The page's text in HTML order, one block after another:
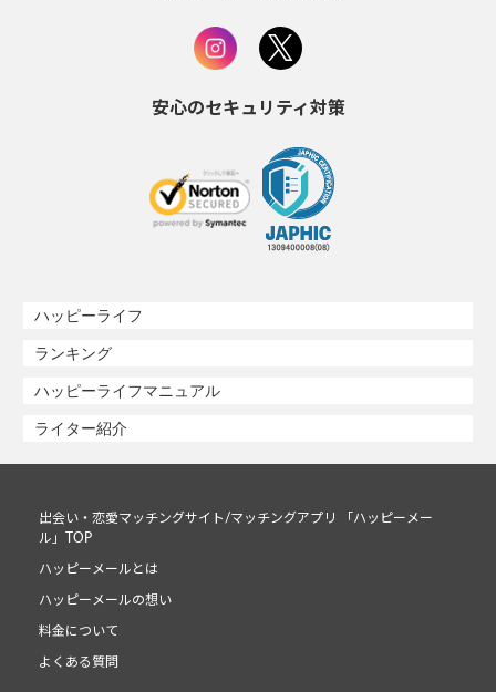
安心のセキュリティ対策
ハッピーライフ
ランキング
ハッピーライフマニュアル
ライター紹介
出会い・恋愛マッチングサイト/マッチングアプリ 「ハッピーメー
ル」TOP
ハッピーメールとは
ハッピーメールの想い
料金について
よくある質問